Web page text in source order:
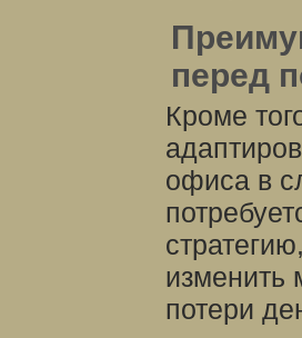
перед
Кроме
офиса в
изменить
потери